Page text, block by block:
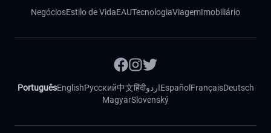
NegóciosEstilo de VidaEAUTecnologiaViagemImobiliário
PortuguêsEnglishРусский中文हिंदीاردوEspañol FrançaisDeutsch
MagyarSlovenský